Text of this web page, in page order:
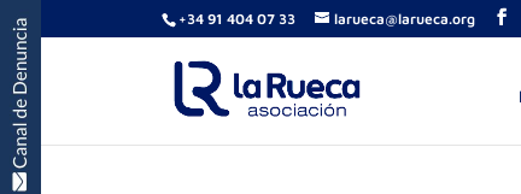
+34 91 404 07 33 larueca@larueca.org